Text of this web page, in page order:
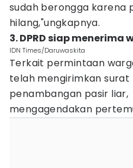
sudah berongga karena
hilang,"ungkapnya.
3. DPRD siap menerima
IDN Times/Daruwaskita
Terkait permintaan
telah mengirimkan
penambangan pasir
mengagendakan